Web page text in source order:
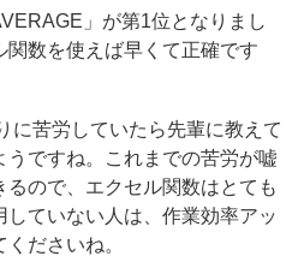
」が第1位となりまし
数を使えば早くて正確です
に苦労していたら先輩に教えて
うですね。これまでの苦労が嘘
ので、エクセル関数はとても
ていない人は、作業効率アッ
ださいね。